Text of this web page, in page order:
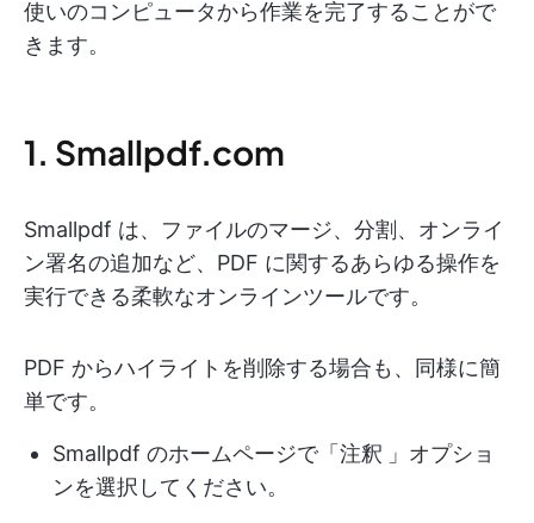
使いのコンピュータから作業を完了することがで
きます。
1. Smallpdf.com
Smallpdf は、ファイルのマージ、分割、オンライ
ン署名の追加など、PDF に関するあらゆる操作を
実行できる柔軟なオンラインツールです。
PDF からハイライトを削除する場合も、同様に簡
単です。
Smallpdf のホームページで「注釈 」オプショ
ンを選択してください。